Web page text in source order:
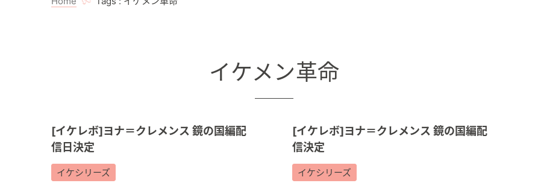
イケメン革命
[イケレボ]ヨナ＝クレメンス 鏡の国編配
信日決定
イケシリーズ
[イケレボ]ヨナ＝クレメンス 鏡の国編配
信決定
イケシリーズ